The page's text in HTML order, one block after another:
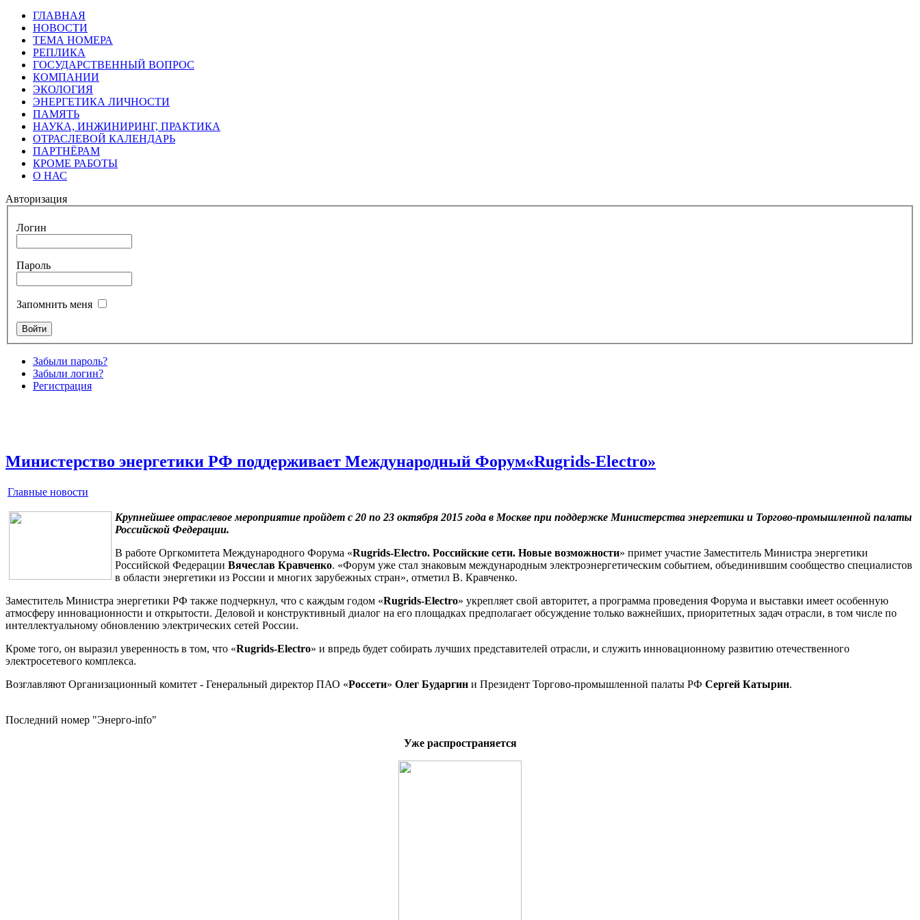
ГЛАВНАЯ
НОВОСТИ
ТЕМА НОМЕРА
РЕПЛИКА
ГОСУДАРСТВЕННЫЙ ВОПРОС
КОМПАНИИ
ЭКОЛОГИЯ
ЭНЕРГЕТИКА ЛИЧНОСТИ
ПАМЯТЬ
НАУКА, ИНЖИНИРИНГ, ПРАКТИКА
ОТРАСЛЕВОЙ КАЛЕНДАРЬ
ПАРТНЁРАМ
КРОМЕ РАБОТЫ
О НАС
Авторизация
Логин
Пароль
Запомнить меня
Забыли пароль?
Забыли логин?
Регистрация
Министерство энергетики РФ поддерживает Международный Форум«Rugrids-Electro»
Главные новости
Крупнейшее отраслевое мероприятие пройдет с 20 по 23 октября 2015 года в Москве при поддержке Министерства энергетики и Торгово-промышленной палаты
Российской Федерации.
В работе Оргкомитета Международного Форума «Rugrids-Electro. Российские сети. Новые возможности» примет участие Заместитель Министра энергетики
Российской Федерации Вячеслав Кравченко. «Форум уже стал знаковым международным электроэнергетическим событием, объединившим сообщество специалистов
в области энергетики из России и многих зарубежных стран», отметил В. Кравченко.
Заместитель Министра энергетики РФ также подчеркнул, что с каждым годом «Rugrids-Electro» укрепляет свой авторитет, а программа проведения Форума и выставки имеет особенную
атмосферу инновационности и открытости. Деловой и конструктивный диалог на его площадках предполагает обсуждение только важнейших, приоритетных задач отрасли, в том числе по
интеллектуальному обновлению электрических сетей России.
Кроме того, он выразил уверенность в том, что «Rugrids-Electro» и впредь будет собирать лучших представителей отрасли, и служить инновационному развитию отечественного
электросетевого комплекса.
Возглавляют Организационный комитет - Генеральный директор ПАО «Россети» Олег Бударгин и Президент Торгово-промышленной палаты РФ Сергей Катырин.
Последний номер "Энерго-info"
Уже распространяется